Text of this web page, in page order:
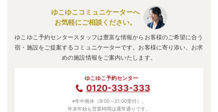
ゆこゆこコミュニケーターへ
お気軽にご相談ください。
ゆこゆこ予約センタースタッフは豊富な情報からお客様のご希望に合う
宿・施設をご提案するコミュニケーターです。お客様に寄り添い、お求
めの施設情報をご案内いたします。
ゆこゆこ予約センター
0120-333-333
※年中無休（9:00～21:00受付）。
年末年始も営業時間は通常通りです。